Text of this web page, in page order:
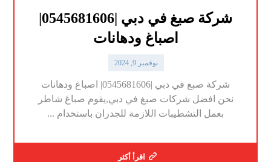
اصباغ ودهانات
نوفمبر 9, 2024
شركة صبغ في دبي |0545681606| اصباغ ودهانات
نحن افضل شركات صبغ في دبي,يقوم صباغ شاطر
بعمل التشطيبات اللازمة للجدران باستخدام ...
اقرأ أكثر